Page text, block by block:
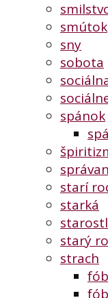
smútok
sny
sobota
spánok
starí
starká
starý
strach